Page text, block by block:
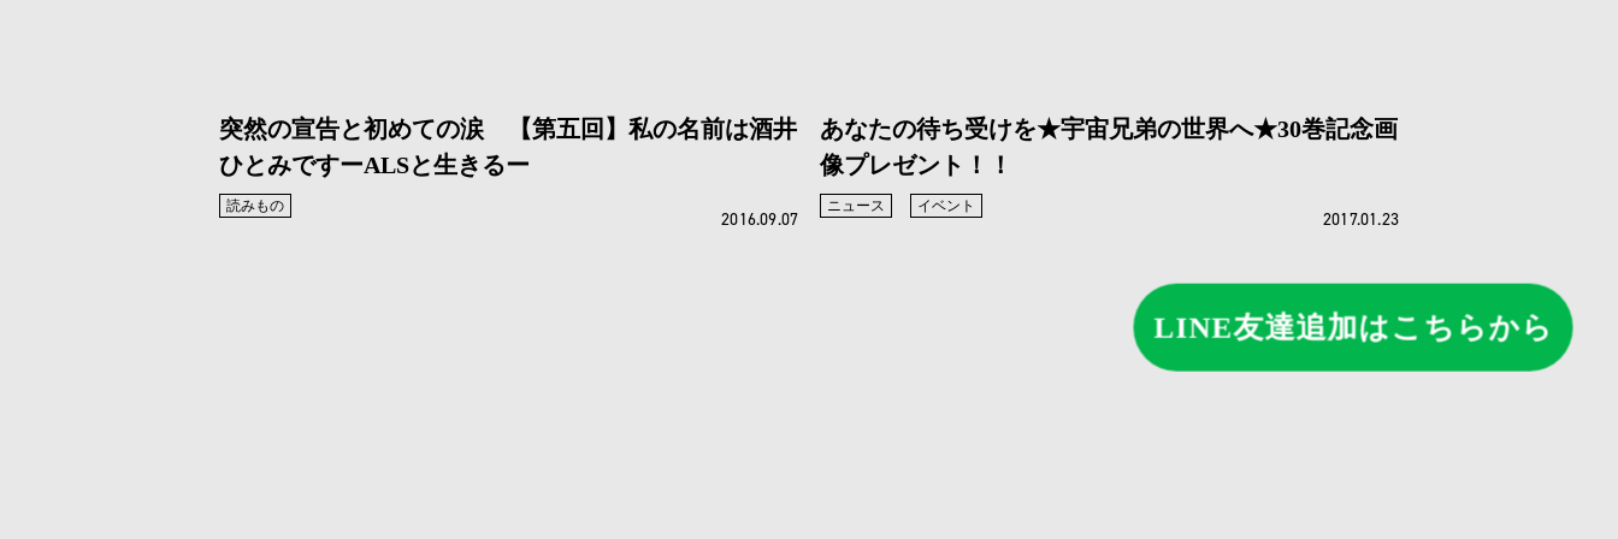
突然の宣告と初めての涙 【第五回】私の名前は酒井
ひとみですーALSと生きるー
読みもの
2016.09.07
あなたの待ち受けを★宇宙兄弟の世界へ★30巻記念画
像プレゼント！！
ニュース イベント
2017.01.23
LINE友達追加はこちらから